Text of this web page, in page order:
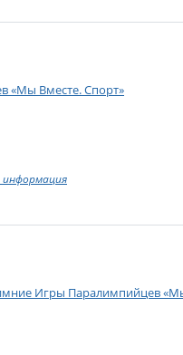
«Мы Вместе. Спорт»
информация
Игры Паралимпийцев